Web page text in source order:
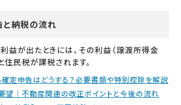
と納税の流れ
益が出たときには、その利益（譲渡所得金
住民税が課税されます。
確定申告はどうする？必要書類や特別控除を解説
望｜不動産関連の改正ポイントと今後の流れ